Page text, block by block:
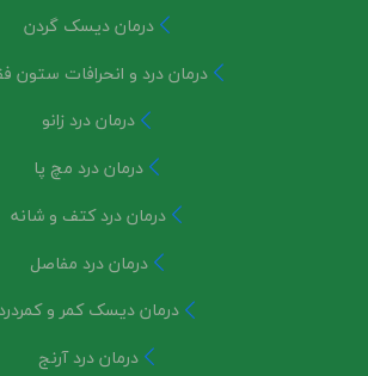
درمان دیسک گردن
درمان درد و انحرافات ستون
درمان درد زانو
درمان درد مچ پا
درمان درد کتف و شانه
درمان درد مفاصل
درمان دیسک کمر و کمردرد
درمان درد آرنج